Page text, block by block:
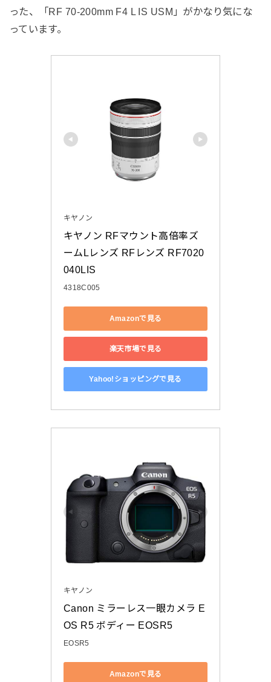
った、「RF 70-200mm F4 L IS USM」がかなり気にな
っています。
キヤノン
キヤノン RFマウント高倍率ズ
ームLレンズ RFレンズ RF7020
040LIS
4318C005
Amazonで見る
楽天市場で見る
Yahoo!ショッピングで見る
キヤノン
Canon ミラーレス一眼カメラ E
OS R5 ボディー EOSR5
EOSR5
Amazonで見る